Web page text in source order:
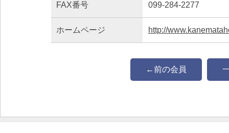
FAX番号 099-284-2277
ホームページ http://
←前の会員